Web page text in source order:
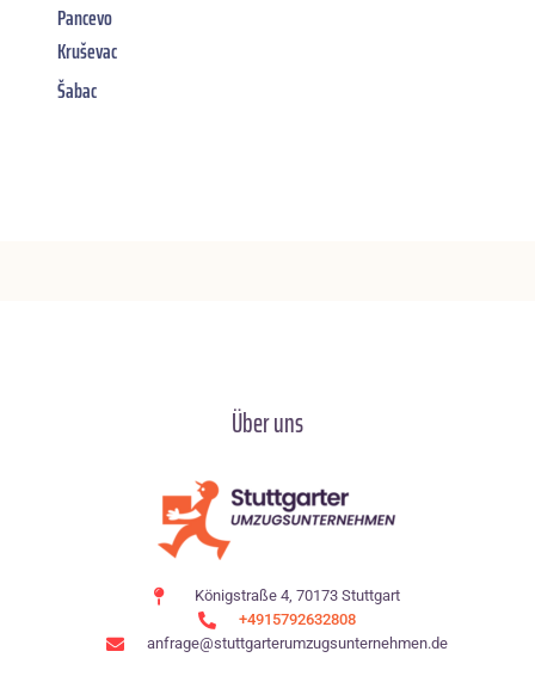
Pancevo
Kruševac
Šabac
Über uns
Königstraße 4, 70173 Stuttgart
+4915792632808
anfrage@stuttgarterumzugsunternehmen.de